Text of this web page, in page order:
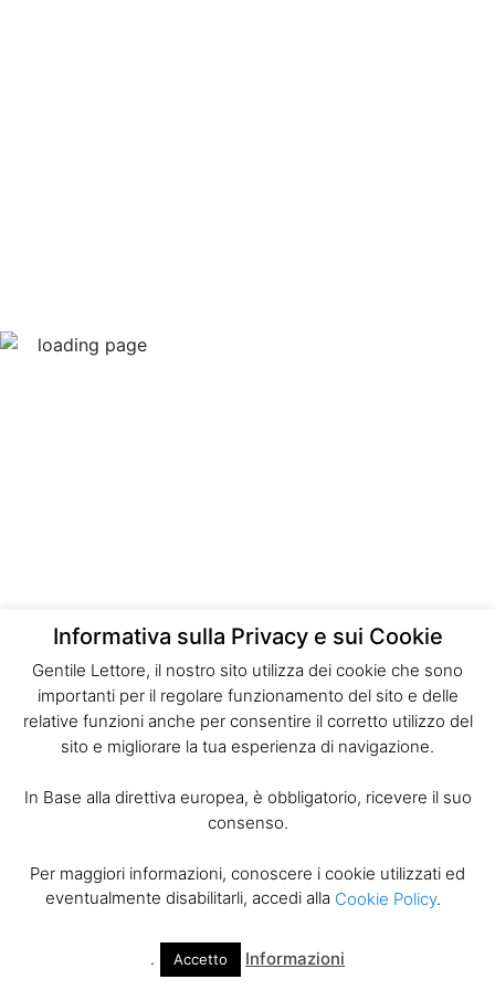
Informativa sulla Privacy e sui Cookie
Gentile Lettore, il nostro sito utilizza dei cookie che sono
importanti per il regolare funzionamento del sito e delle
relative funzioni anche per consentire il corretto utilizzo del
sito e migliorare la tua esperienza di navigazione.
In Base alla direttiva europea, è obbligatorio, ricevere il suo
consenso.
Per maggiori informazioni, conoscere i cookie utilizzati ed
eventualmente disabilitarli, accedi alla Cookie Policy.
. Accetto Informazioni